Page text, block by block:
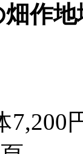
畑作
7,200